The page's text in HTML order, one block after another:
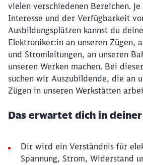
vielen verschiedenen Bereichen.
Interesse und der Verfügbarkeit
Ausbildungsplätzen kannst du
Elektroniker:in an unseren Zügen,
und Stromleitungen, an unseren
unseren Werken machen. Bei
suchen wir Auszubildende, die an
Zügen in unseren Werkstätten
Das erwartet dich in
Dir wird ein Verständnis für
Spannung, Strom, Widerstand